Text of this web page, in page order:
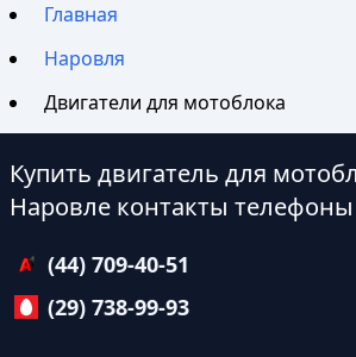
Главная
Наровля
Двигатели для мотоблока
Купить двигатель для
Наровле контакты
(44) 709-40-51
(29) 738-99-93